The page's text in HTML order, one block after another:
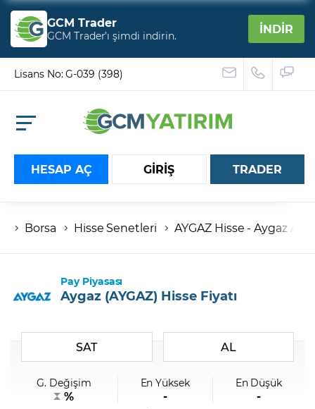
GCM Trader
GCM Trader’ı şimdi indirin. İNDİR
Lisans No: G-039 (398)
HESAP AÇ GİRİŞ
Hesap numaranız
Şifremi Unuttum
TRADER
Borsa Hisse Senetleri AYGAZ Hisse - Aygaz A.Ş.
Pay Piyasası
Aygaz (AYGAZ) Hisse Fiyatı
SAT AL
G. Değişim
%
En Yüksek
-
En Düşük
-